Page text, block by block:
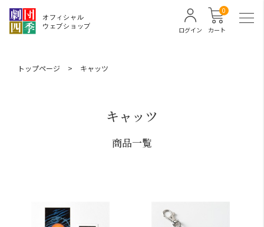
カート
0
ログイン
トップページ > キャッツ
キャッツ
商品一覧